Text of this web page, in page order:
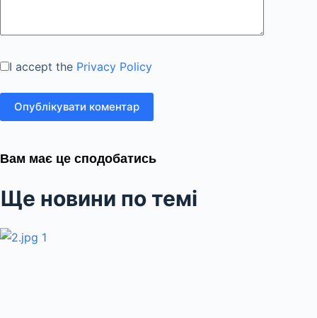
I accept the Privacy Policy
Опублікувати коментар
Вам має це сподобатись
Ще новини по темі